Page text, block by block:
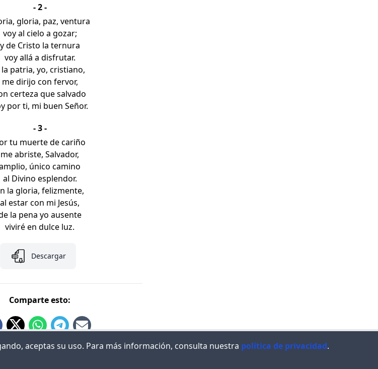
- 2 -
gloria, paz, ventura
voy al cielo a gozar;
y de Cristo la ternura
voy allá a disfrutar.
la patria, yo, cristiano,
me dirijo con fervor,
certeza que salvado
por ti, mi buen Señor.
- 3 -
tu muerte de cariño
me abriste, Salvador,
único camino
al Divino esplendor.
la gloria, felizmente,
al estar con mi Jesús,
la pena yo ausente
viviré en dulce luz.
Descargar
Comparte esto:
aceptas su uso. Para más información, consulta nuestra política de privacidad.